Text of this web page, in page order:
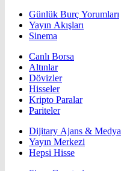
Günlük Burç Yorumları
Yayın Akışları
Sinema
Canlı Borsa
Altınlar
Dövizler
Hisseler
Kripto Paralar
Pariteler
Dijitary Ajans & Medya
Yayın Merkezi
Hepsi Hisse